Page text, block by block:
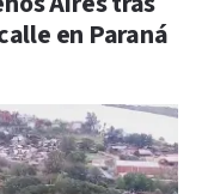
en Paraná